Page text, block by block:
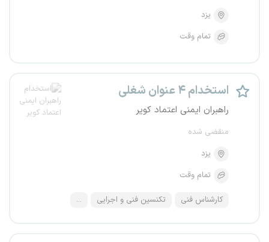
یزد
تمام وقت
استخدام ۴ عنوان شغلی
راهبران ایمنی اعتماد کویر
منقضی شده
یزد
تمام وقت
کارشناس فنی تکنسین فنی و اجرایی ...